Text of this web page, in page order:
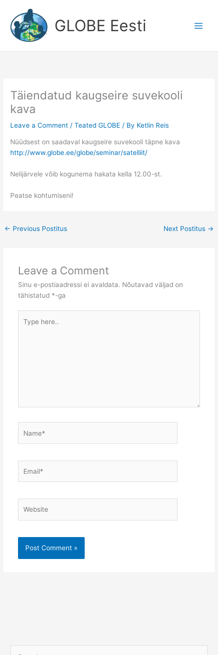
content
GLOBE Eesti
Täiendatud kaugseire suvekooli
kava
Leave a Comment /Teated GLOBE / By Ketlin Reis
Nüüdsest on saadaval kaugseire suvekooli täpne kava
http://www.globe.ee/globe/seminar/satelliit/
Nelijärvele võib kogunema hakata kella 12.00-st.
Peatse kohtumiseni!
← Previous Postitus Next Postitus →
Leave a Comment
Sinu e-postiaadressi ei avaldata. Nõutavad väljad on
tähistatud *-ga
here..